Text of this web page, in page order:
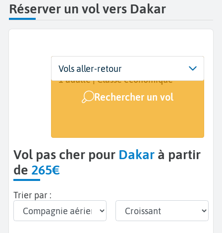
Réserver un vol vers Dakar
Départ
De...
Dates
Dates de votre voyage
Voyageurs | Classe
1 adulte | Classe économique
Rechercher un vol
Vols aller-retour
Vol pas cher pour Dakar à partir
de 265€
Trier par :